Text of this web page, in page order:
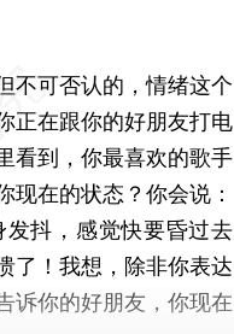
可否认的，情绪这个
正在跟你的好朋友打电
看到，你最喜欢的歌手
现在的状态？你会说：
抖，感觉快要昏过去
了！我想，除非你表达
诉你的好朋友，你现在